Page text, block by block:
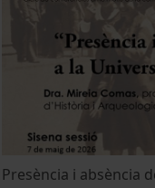
Presència i absència